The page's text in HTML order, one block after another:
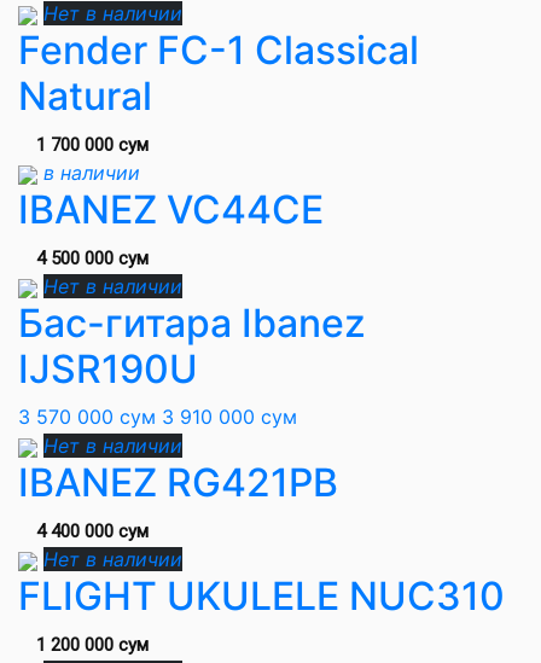
Нет в наличии
Fender FC-1 Classical
Natural
1 700 000 сум
в наличии
IBANEZ VC44CE
4 500 000 сум
Нет в наличии
Бас-гитара Ibanez
IJSR190U
3 570 000 сум 3 910 000 сум
Нет в наличии
IBANEZ RG421PB
4 400 000 сум
Нет в наличии
FLIGHT UKULELE NUC310
1 200 000 сум